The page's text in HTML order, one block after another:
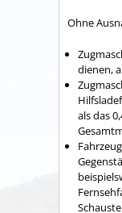
Ohne
dienen,
als das